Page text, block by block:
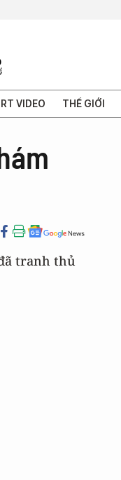
VIDEO THẾ GIỚI
tranh thủ